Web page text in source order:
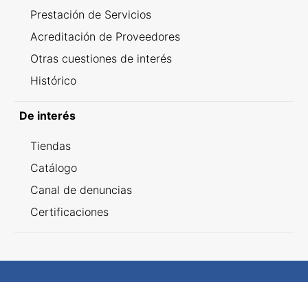
Prestación de Servicios
Acreditación de Proveedores
Otras cuestiones de interés
Histórico
De interés
Tiendas
Catálogo
Canal de denuncias
Certificaciones